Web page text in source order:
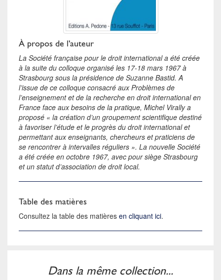
À propos de l'auteur
La Société française pour le droit international a été créée
à la suite du colloque organisé les 17-18 mars 1967 à
Strasbourg sous la présidence de Suzanne Bastid. A
l’issue de ce colloque consacré aux Problèmes de
l’enseignement et de la recherche en droit international en
France face aux besoins de la pratique, Michel Virally a
proposé « la création d’un groupement scientifique destiné
à favoriser l’étude et le progrès du droit international et
permettant aux enseignants, chercheurs et praticiens de
se rencontrer à intervalles réguliers ». La nouvelle Société
a été créée en octobre 1967, avec pour siège Strasbourg
et un statut d’association de droit local.
Table des matières
Consultez la table des matièresen cliquant ici.
Dans la même collection...